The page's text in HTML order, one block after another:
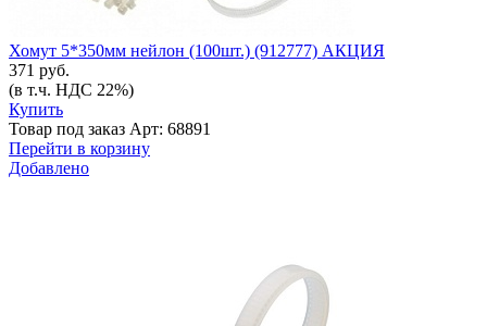
Хомут 5*350мм нейлон (100шт.) (912777) АКЦИЯ
371 руб.
(в т.ч. НДС 22%)
Купить
Товар под заказ Арт: 68891
Перейти в корзину
Добавлено